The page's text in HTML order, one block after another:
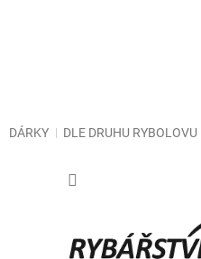
DÁRKY DLE DRUHU RYBOLOVU